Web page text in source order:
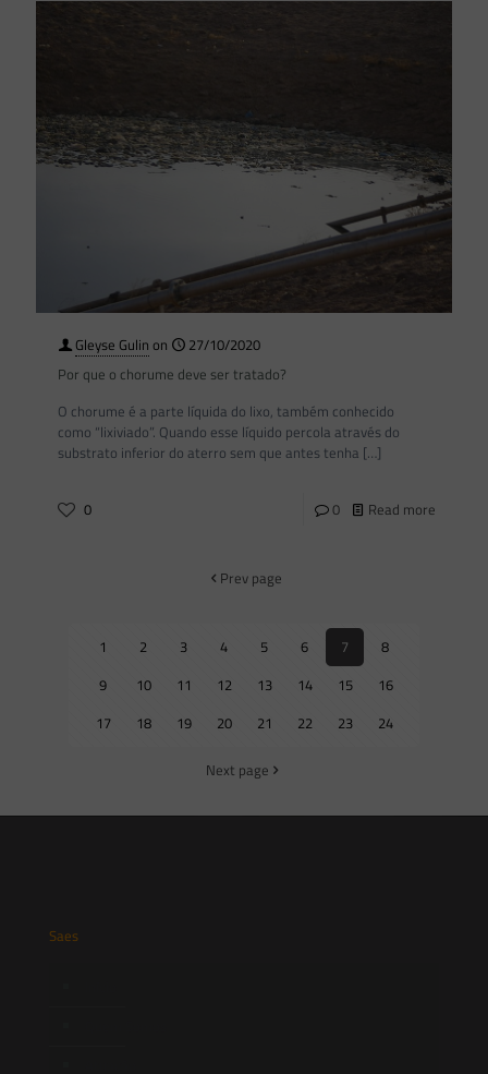
Gleyse Gulin on
27/10/2020
Por que o chorume deve ser tratado?
O chorume é a parte líquida do lixo, também conhecido
como “lixiviado”. Quando esse líquido percola através do
substrato inferior do aterro sem que antes tenha […]
0 0 Read more
Prev page
1 2 3 4 5 6 7
8
9
10 11 12 13 14 15
16
17
18 19 20 21 22 23 24
Next page
Saes